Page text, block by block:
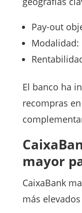
Pay-out
Modalidad:
El banco ha
recompras
mayor
CaixaBank
más